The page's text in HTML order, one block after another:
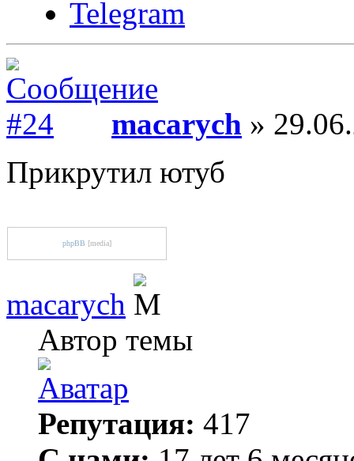
Telegram
macarych »
Прикрутил ютуб
phpBB [media]
macarych
Автор темы
Репутация: 417